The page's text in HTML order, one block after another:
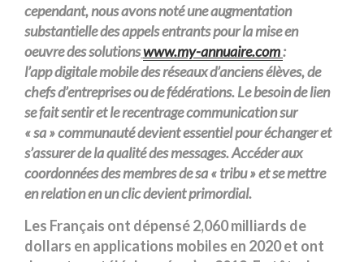
cependant, nous avons noté une augmentation
substantielle des appels entrants pour la mise en
oeuvre des solutionswww.my-annuaire.com:
l’app digitale mobile des réseaux d’anciens élèves, de
chefs d’entreprises ou de fédérations. Le besoin de lien
se fait sentir et le recentrage communication sur
« sa » communauté devient essentiel pour échanger et
s’assurer de la qualité des messages. Accéder aux
coordonnées des membres de sa « tribu » et se mettre
en relation en un clic devient primordial.
Les Français ont dépensé 2,060 milliards de
dollars en applications mobiles en 2020 et ont